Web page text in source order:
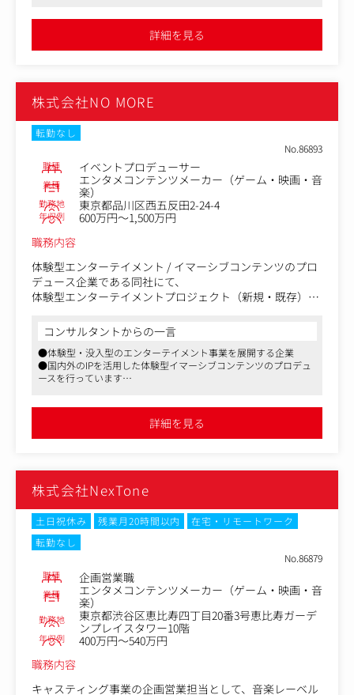
・事前準備（会場・物流・備品・スタッフ等の手配、社内
外の関係者との打ち合わせ、進行管理など）
※1プロジェクトのスパンは3カ月～半年程度です。突発的
な案件から長期にわたるものまで、5～10件程度のプロジ
ェクトを並行して進めます。
※大手出版社・アニメ制作会社関連の大型イベントブー
ス・物販運営や、ライブ・舞台の物販運営、アーティス
ト・Vtuber・映画等のポップアップショップ運営などを担
当します。
詳細を見る
株式会社NO MORE
転勤なし
No.86893
職種 イベントプロデューサー
業種
エンタメコンテンツメーカー（ゲーム・映画・音
楽）
勤務地 東京都品川区西五反田2-24-4
年収例
600万円～1,500万円
職務内容
体験型エンターテイメント / イマーシブコンテンツのプロ
デュース企業である同社にて、
体験型エンターテイメントプロジェクト（新規・既存）の
〈具体的な業務内容〉
●体験型エンターテイメントコンテンツの企画・開発・プ
ロデュース業務
●事業計画やステークホルダーとの交渉・契約業務
●新規プロジェクトの立ち上げ など
コンサルタントからの一言
●体験型・没入型のエンターテイメント事業を展開する企業
●国内外のIPを活用した体験型イマーシブコンテンツのプロデュ
ースを行っています
詳細を見る
株式会社NexTone
土日祝休み 残業月20時間以内
在宅・リモートワーク
転勤なし
No.86879
職種 企画営業職
業種
エンタメコンテンツメーカー（ゲーム・映画・音
楽）
勤務地
東京都渋谷区恵比寿四丁目20番3号恵比寿ガーデ
ンプレイスタワー10階
年収例
400万円～540万円
職務内容
キャスティング事業の企画営業担当として、音楽レーベル